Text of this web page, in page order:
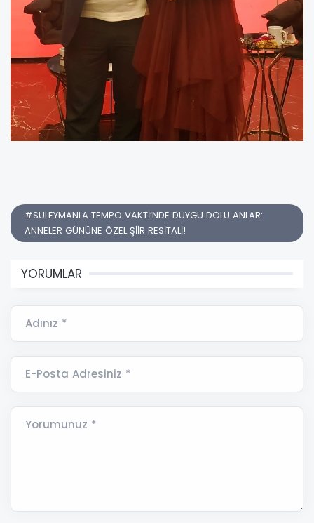
#SÜLEYMANLA TEMPO VAKTİ’NDE DUYGU DOLU ANLAR:
ANNELER GÜNÜNE ÖZEL ŞİİR RESİTALİ!
YORUMLAR
Adınız *
E-Posta Adresiniz *
Yorumunuz *